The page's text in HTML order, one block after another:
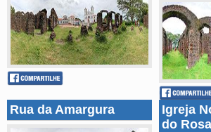
Rua da Amargura
Igreja
do